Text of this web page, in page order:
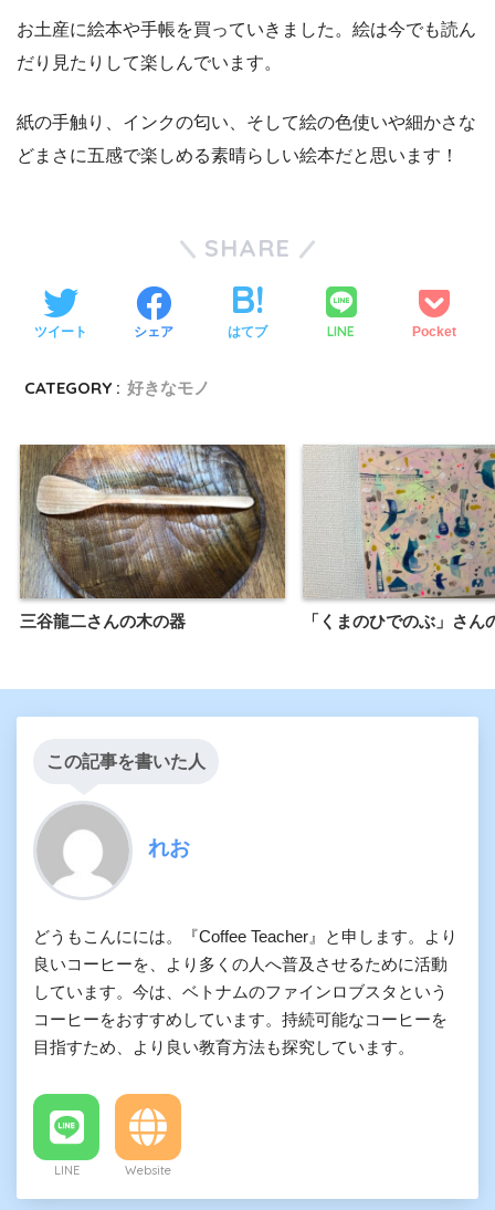
お土産に絵本や手帳を買っていきました。絵は今でも読ん
だり見たりして楽しんでいます。
紙の手触り、インクの匂い、そして絵の色使いや細かさな
どまさに五感で楽しめる素晴らしい絵本だと思います！
SHARE
ツイート シェア はてブ LINE Pocket
CATEGORY : 好きなモノ
三谷龍二さんの木の器 「くまのひでのぶ」さん
この記事を書いた人
れお
どうもこんにには。『Coffee Teacher』と申します。より
良いコーヒーを、より多くの人へ普及させるために活動
しています。今は、ベトナムのファインロブスタという
コーヒーをおすすめしています。持続可能なコーヒーを
目指すため、より良い教育方法も探究しています。
LINE Website